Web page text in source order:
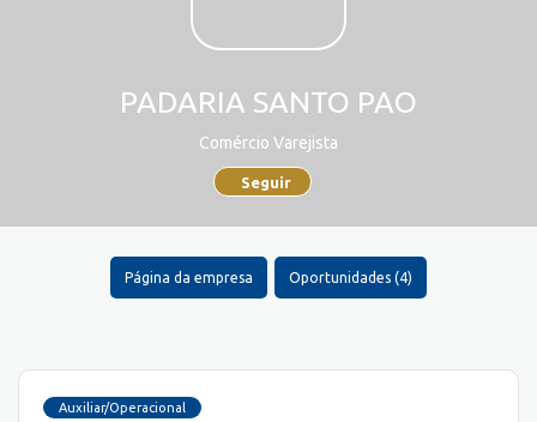
PADARIA SANTO PAO
Comércio Varejista
Seguir
Página da empresa Oportunidades (4)
Auxiliar/Operacional